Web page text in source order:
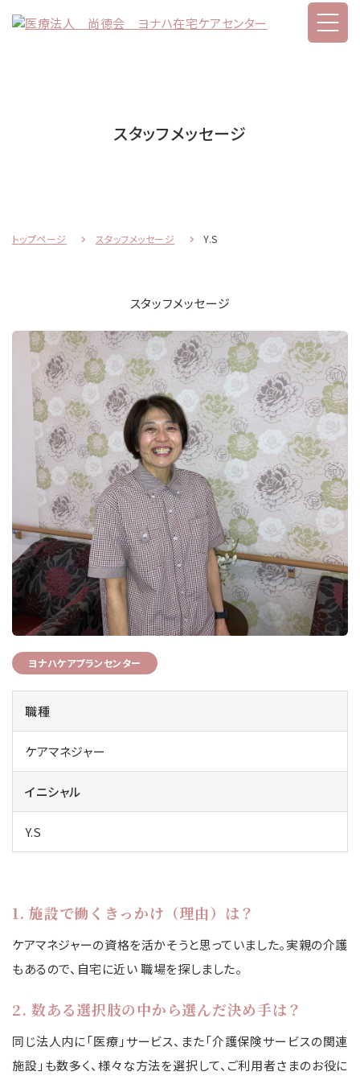
スタッフメッセージ
トップページ スタッフメッセージ Y.S
スタッフメッセージ
ヨナハケアプランセンター
職種
ケアマネジャー
イニシャル
Y.S
1. 施設で働くきっかけ（理由）は？
ケアマネジャーの資格を活かそうと思っていました。実親の介護
もあるので、自宅に近い 職場を探しました。
2. 数ある選択肢の中から選んだ決め手は？
同じ法人内に「医療」サービス、また「介護保険サービスの関連
施設」も数多く、様々な方法を選択して、ご利用者さまのお役に